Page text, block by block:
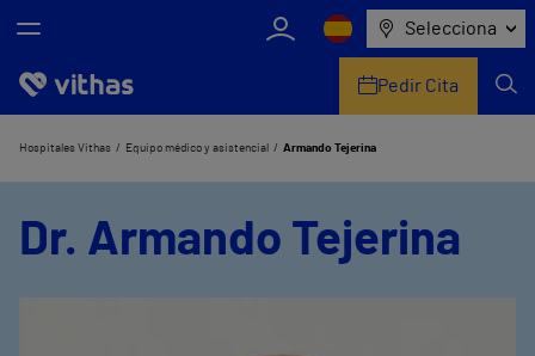
Selecciona
Nosotros
Pedir Cita
Hospitales Vithas Equipo médico y asistencial Armando Tejerina
Dr. Armando Tejerina